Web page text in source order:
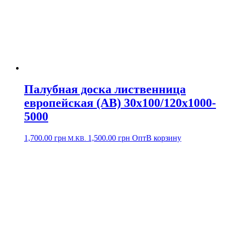
Палубная доска лиственница
европейская (АВ) 30х100/120х1000-
5000
1,700.00 грн М.КВ. 1,500.00 грн ОптВ корзину